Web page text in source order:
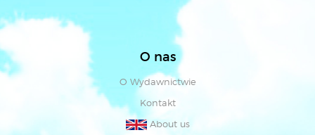
O nas
O Wydawnictwie
Kontakt
About us